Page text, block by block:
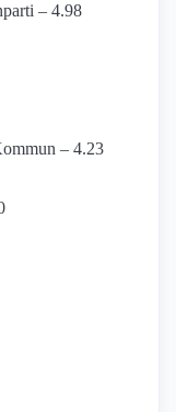
– 4.98
– 4.23